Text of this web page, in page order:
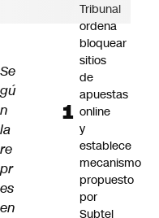
Se
gú
n
la
re
pr
es
en
Tribunal
ordena
bloquear
sitios
de
apuestas
online
y
establece
mecanismo
propuesto
por
Subtel